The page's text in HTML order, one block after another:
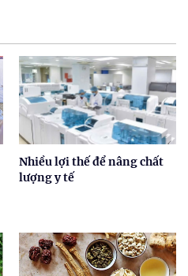
Nhiều lợi thế để nâng chất
lượng y tế